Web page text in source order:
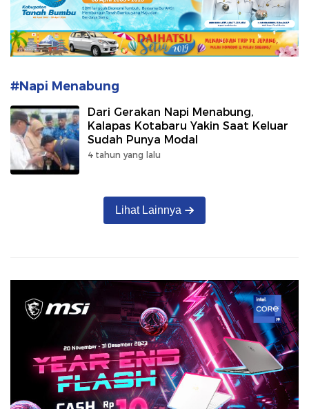
#Napi Menabung
Dari Gerakan Napi Menabung,
Kalapas Kotabaru Yakin Saat Keluar
Sudah Punya Modal
4 tahun yang lalu
Lihat Lainnya